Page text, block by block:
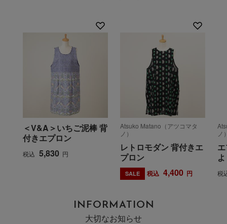
＜V&A＞いちご泥棒 背
付きエプロン
税込 5,830 円
Atsuko Matano（アツコマタ
ノ）
レトロモダン 背付きエ
プロン
SALE 税込 4,400 円
ノ
よ
税
INFORMATION
大切なお知らせ